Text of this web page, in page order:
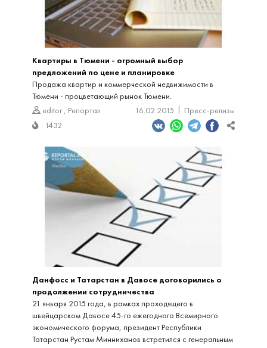
Квартиры в Тюмени - огромный выбор
предложений по цене и планировке
Продажа квартир и коммерческой недвижимости в
Тюмени - процветающий рынок Тюмени.
editor , Репортал 16.02.2015
Пресс-релизы
1432
Данфосс и Татарстан в Давосе договорились о
продолжении сотрудничества
21 января 2015 года, в рамках проходящего в
швейцарском Давосе 45-го ежегодного Всемирного
экономического форума, президент Республики
Татарстан Рустам Минниханов встретился с генеральным